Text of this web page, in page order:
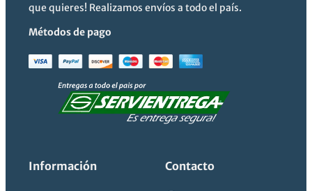
que quieres! Realizamos envíos a todo el país.
Métodos de pago
Información Contacto